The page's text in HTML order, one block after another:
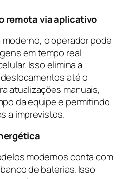
remota via aplicativo
o operador pode
em tempo real
Isso elimina a
até o
atualizações manuais,
da equipe e permitindo
a imprevistos.
modernos conta com
de baterias. Isso